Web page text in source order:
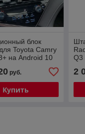
блок
Toyota Camry
на Android 10
руб.
Купить
Q3
2